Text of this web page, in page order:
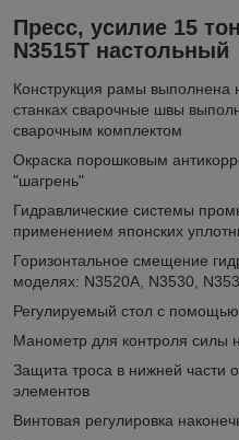
Пресс, усилие 15
N3515T настольный
Конструкция рамы выполнена
станках сварочные швы
сварочным комплектом
Окраска порошковым
"шагрень"
Гидравлические системы
применением японских
Горизонтальное смещение
моделях: N3520A, N3530,
Регулируемый стол с
Манометр для контроля силы
Защита троса в нижней части
элементов
Винтовая регулировка